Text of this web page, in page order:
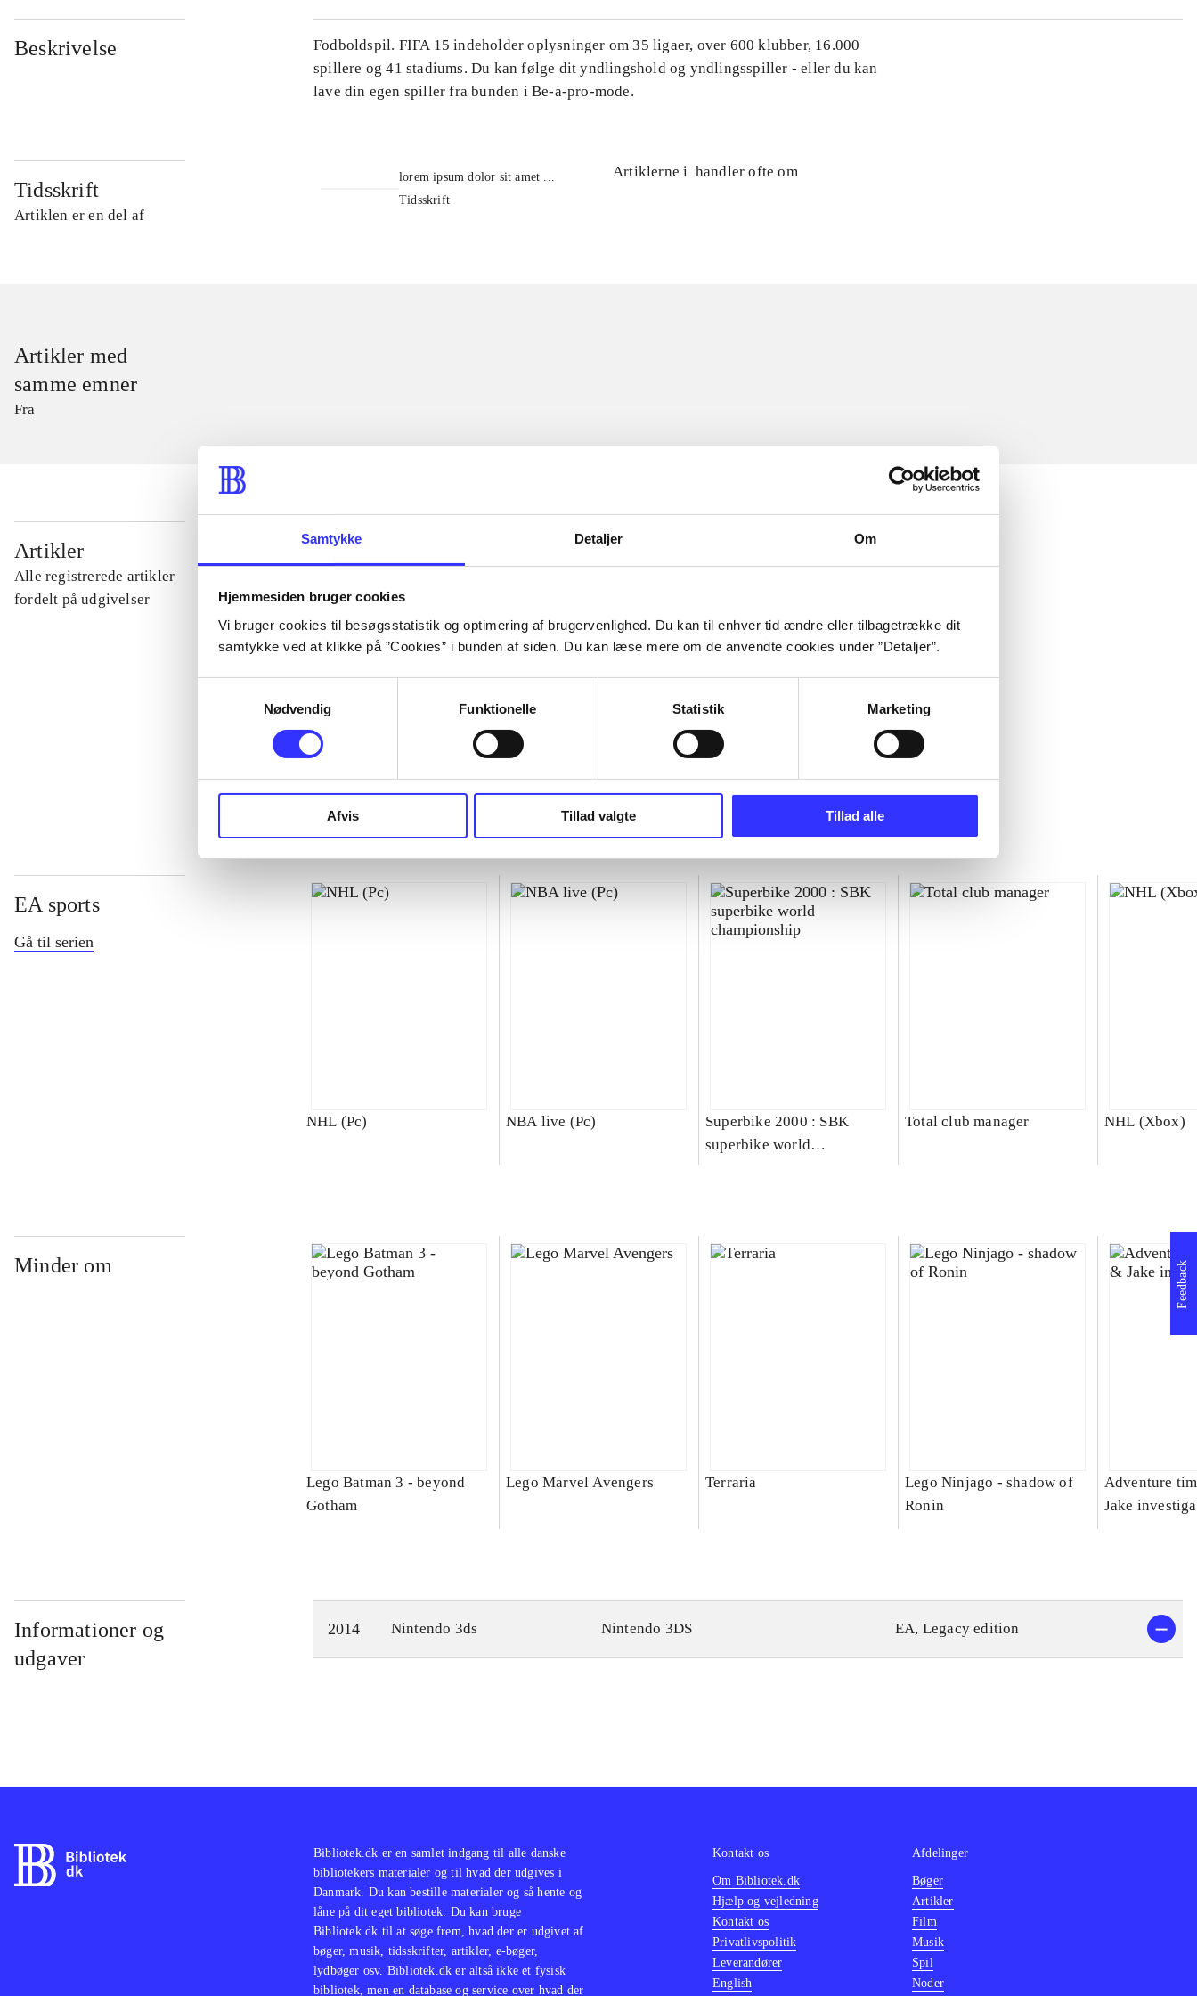
Samtykke Detaljer Om
Hjemmesiden bruger cookies
Vi bruger cookies til besøgsstatistik og optimering af brugervenlighed. Du kan til enhver tid ændre eller tilbagetrække dit
samtykke ved at klikke på ”Cookies” i bunden af siden. Du kan læse mere om de anvendte cookies under ”Detaljer”.
Nødvendig
Funktionelle Statistik Marketing
Afvis Tillad valgte Tillad alle
Beskrivelse
Fodboldspil. FIFA 15 indeholder oplysninger om 35 ligaer, over 600 klubber, 16.000
spillere og 41 stadiums. Du kan følge dit yndlingshold og yndlingsspiller - eller du kan
lave din egen spiller fra bunden i Be-a-pro-mode.
Tidsskrift
Artiklen er en del af
lorem ipsum dolor sit amet ...
Tidsskrift
Artiklerne i handler ofte om
Artikler med
samme emner
Fra
Artikler
Alle registrerede artikler
fordelt på udgivelser
...
...
...
...
EA sports
Gå til serien
NHL (Pc) NBA live (Pc)
Superbike 2000 : SBK
superbike world
Total club manager NHL (Xbox)
Minder om
Lego Batman 3 - beyond
Gotham
Lego Marvel Avengers Terraria
Lego Ninjago - shadow of
Ronin
Adventure
Jake
Informationer og
udgaver
2014 Nintendo 3ds Nintendo 3DS EA, Legacy edition
Feedback
Bibliotek.dk er en samlet indgang til alle danske
bibliotekers materialer og til hvad der udgives i
Danmark. Du kan bestille materialer og så hente og
låne på dit eget bibliotek. Du kan bruge
Bibliotek.dk til at søge frem, hvad der er udgivet af
bøger, musik, tidsskrifter, artikler, e-bøger,
lydbøger osv. Bibliotek.dk er altså ikke et fysisk
bibliotek, men en database og service over hvad der
Kontakt os
Om Bibliotek.dk
Hjælp og vejledning
Kontakt os
Privatlivspolitik
Leverandører
English
Afdelinger
Bøger
Artikler
Film
Musik
Spil
Noder